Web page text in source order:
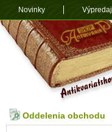
Oddelenia obchodu
Novinky Výpredaj